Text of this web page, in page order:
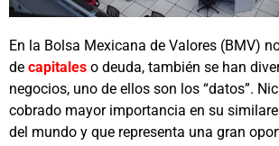
En la Bolsa Mexicana de Valores (BMV)
de capitales o deuda, también se han
negocios, uno de ellos son los “datos”.
cobrado mayor importancia en su
del mundo y que representa una gran